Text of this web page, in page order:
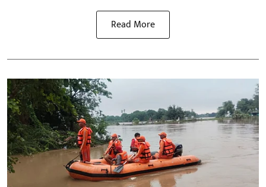
Read More